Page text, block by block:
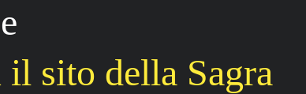
e
sito della Sagra